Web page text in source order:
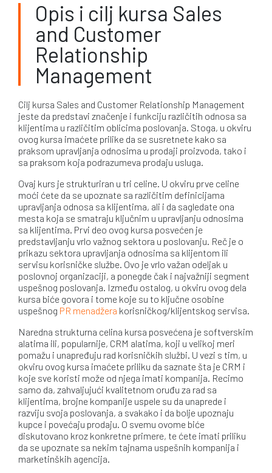
Opis i cilj kursa Sales
and Customer
Relationship
Management
Cilj kursa Sales and Customer Relationship Management
jeste da predstavi značenje i funkciju različitih odnosa sa
klijentima u različitim oblicima poslovanja. Stoga, u okviru
ovog kursa imaćete prilike da se susretnete kako sa
praksom upravljanja odnosima u prodaji proizvoda, tako i
sa praksom koja podrazumeva prodaju usluga.
Ovaj kurs je strukturiran u tri celine. U okviru prve celine
moći ćete da se upoznate sa različitim definicijama
upravljanja odnosa sa klijentima, ali i da sagledate ona
mesta koja se smatraju ključnim u upravljanju odnosima
sa klijentima. Prvi deo ovog kursa posvećen je
predstavljanju vrlo važnog sektora u poslovanju. Reč je o
prikazu sektora upravljanja odnosima sa klijentom ili
servisu korisničke službe. Ovo je vrlo važan odeljak u
poslovnoj organizaciji, a ponegde čak i najvažniji segment
uspešnog poslovanja. Između ostalog, u okviru ovog dela
kursa biće govora i tome koje su to ključne osobine
uspešnog PR menadžera korisničkog/klijentskog servisa.
Naredna strukturna celina kursa posvećena je softverskim
alatima ili, popularnije, CRM alatima, koji u velikoj meri
pomažu i unapređuju rad korisničkih službi. U vezi s tim, u
okviru ovog kursa imaćete priliku da saznate šta je CRM i
koje sve koristi može od njega imati kompanija. Recimo
samo da, zahvaljujući kvalitetnom oruđu za rad sa
klijentima, brojne kompanije uspele su da unaprede i
razviju svoja poslovanja, a svakako i da bolje upoznaju
kupce i povećaju prodaju. O svemu ovome biće
diskutovano kroz konkretne primere, te ćete imati priliku
da se upoznate sa nekim tajnama uspešnih kompanija i
marketinških agencija.